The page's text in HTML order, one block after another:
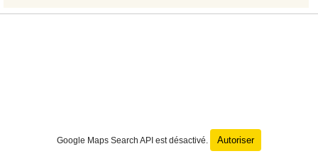
Google Maps Search API est désactivé. Autoriser